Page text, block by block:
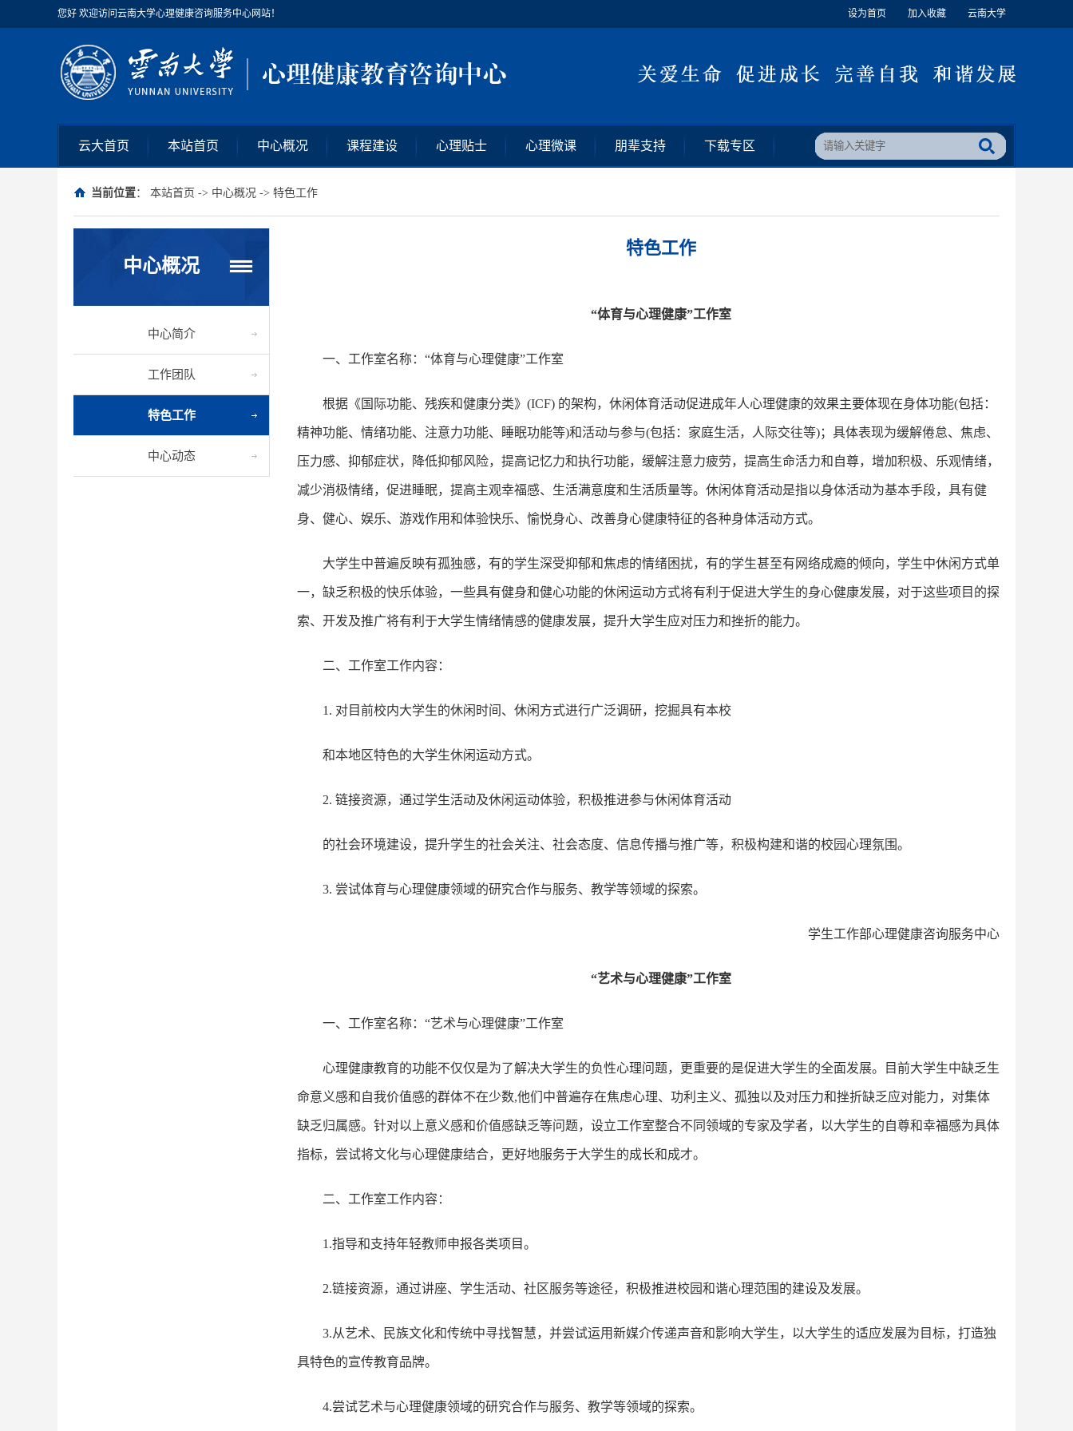
您好 欢迎访问云南大学心理健康咨询服务中心网站！ 设为首页 加入收藏 云南大学
云大首页 本站首页 中心概况 课程建设 心理贴士 心理微课 朋辈支持 下载专区
当前位置： 本站首页 -> 中心概况 -> 特色工作
中心概况
中心简介
工作团队
特色工作
中心动态
特色工作
“体育与心理健康”工作室
一、工作室名称：“体育与心理健康”工作室
根据《国际功能、残疾和健康分类》(ICF) 的架构，休闲体育活动促进成年人心理健康的效果主要体现在身体功能(包括：
精神功能、情绪功能、注意力功能、睡眠功能等)和活动与参与(包括：家庭生活，人际交往等)；具体表现为缓解倦怠、焦虑、
压力感、抑郁症状，降低抑郁风险，提高记忆力和执行功能，缓解注意力疲劳，提高生命活力和自尊，增加积极、乐观情绪，
减少消极情绪，促进睡眠，提高主观幸福感、生活满意度和生活质量等。休闲体育活动是指以身体活动为基本手段，具有健
身、健心、娱乐、游戏作用和体验快乐、愉悦身心、改善身心健康特征的各种身体活动方式。
大学生中普遍反映有孤独感，有的学生深受抑郁和焦虑的情绪困扰，有的学生甚至有网络成瘾的倾向，学生中休闲方式单
一，缺乏积极的快乐体验，一些具有健身和健心功能的休闲运动方式将有利于促进大学生的身心健康发展，对于这些项目的探
索、开发及推广将有利于大学生情绪情感的健康发展，提升大学生应对压力和挫折的能力。
二、工作室工作内容：
1. 对目前校内大学生的休闲时间、休闲方式进行广泛调研，挖掘具有本校
和本地区特色的大学生休闲运动方式。
2. 链接资源，通过学生活动及休闲运动体验，积极推进参与休闲体育活动
的社会环境建设，提升学生的社会关注、社会态度、信息传播与推广等，积极构建和谐的校园心理氛围。
3. 尝试体育与心理健康领域的研究合作与服务、教学等领域的探索。
学生工作部心理健康咨询服务中心
“艺术与心理健康”工作室
一、工作室名称：“艺术与心理健康”工作室
心理健康教育的功能不仅仅是为了解决大学生的负性心理问题，更重要的是促进大学生的全面发展。目前大学生中缺乏生
命意义感和自我价值感的群体不在少数,他们中普遍存在焦虑心理、功利主义、孤独以及对压力和挫折缺乏应对能力，对集体
缺乏归属感。针对以上意义感和价值感缺乏等问题，设立工作室整合不同领域的专家及学者，以大学生的自尊和幸福感为具体
指标，尝试将文化与心理健康结合，更好地服务于大学生的成长和成才。
二、工作室工作内容：
1.指导和支持年轻教师申报各类项目。
2.链接资源，通过讲座、学生活动、社区服务等途径，积极推进校园和谐心理范围的建设及发展。
3.从艺术、民族文化和传统中寻找智慧，并尝试运用新媒介传递声音和影响大学生，以大学生的适应发展为目标，打造独
具特色的宣传教育品牌。
4.尝试艺术与心理健康领域的研究合作与服务、教学等领域的探索。